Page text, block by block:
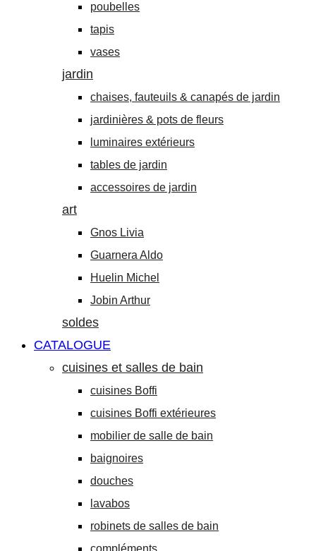
poubelles
tapis
vases
jardin
chaises, fauteuils & canapés de jardin
jardinières & pots de fleurs
luminaires extérieurs
tables de jardin
accessoires de jardin
art
Gnos Livia
Guarnera Aldo
Huelin Michel
Jobin Arthur
soldes
CATALOGUE
cuisines et salles de bain
cuisines Boffi
cuisines Boffi extérieures
mobilier de salle de bain
baignoires
douches
lavabos
robinets de salles de bain
compléments